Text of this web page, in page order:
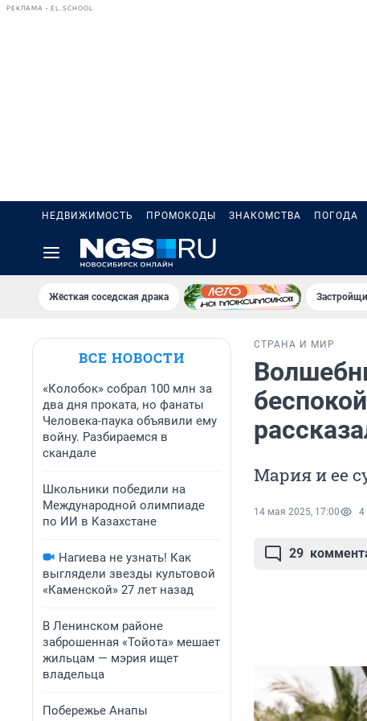
РЕКЛАМА • EL.SCHOOL
НЕДВИЖИМОСТЬ ПРОМОКОДЫ ЗНАКОМСТВА ПОГОДА
Жёсткая соседская драка
ВСЕ НОВОСТИ
«Колобок» собрал 100 млн за
два дня проката, но фанаты
Человека-паука объявили ему
войну. Разбираемся в
скандале
Школьники победили на
Международной олимпиаде
по ИИ в Казахстане
Нагиева не узнать! Как
выглядели звезды культовой
«Каменской» 27 лет назад
В Ленинском районе
заброшенная «Тойота» мешает
жильцам — мэрия ищет
владельца
Побережье Анапы
СТРАНА И МИР
Мария и ее
14 мая 2025, 17:00 4
29